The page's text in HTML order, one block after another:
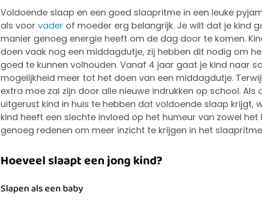
Voldoende slaap en een goed slaapritme in een leuke
als voor vader of moeder erg belangrijk. Je wilt dat je kind
manier genoeg energie heeft om de dag door te komen.
doen vaak nog een middagdutje, zij hebben dit nodig om
goed te kunnen volhouden. Vanaf 4 jaar gaat je kind naar
mogelijkheid meer tot het doen van een middagdutje.
extra moe zal zijn door alle nieuwe indrukken op school. Als
uitgerust kind in huis te hebben dat voldoende slaap krijgt,
kind heeft een slechte invloed op het humeur van zowel het
genoeg redenen om meer inzicht te krijgen in het
Hoeveel slaapt een jong kind?
Slapen als een baby